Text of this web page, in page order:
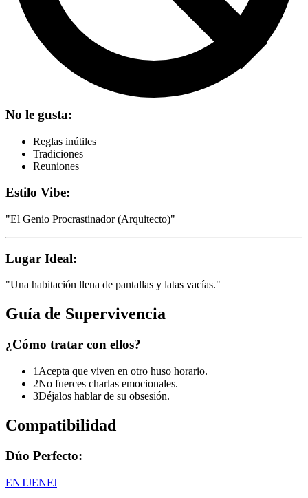
No le gusta:
Reglas inútiles
Tradiciones
Reuniones
Estilo Vibe:
"El Genio Procrastinador (Arquitecto)"
Lugar Ideal:
"Una habitación llena de pantallas y latas vacías."
Guía de Supervivencia
¿Cómo tratar con ellos?
1 Acepta que viven en otro huso horario.
2No fuerces charlas emocionales.
3Déjalos hablar de su obsesión.
Compatibilidad
Dúo Perfecto:
ENTJENFJ